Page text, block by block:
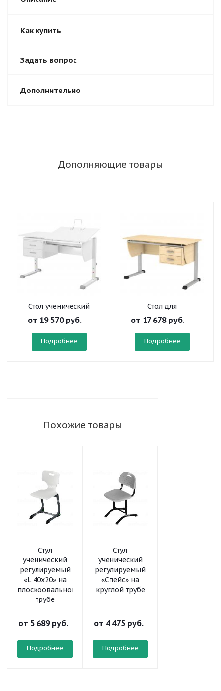
Как купить
Задать вопрос
Дополнительно
Дополняющие товары
Стол ученический
"Осанка 120 ТТ" белый
от 19 570 руб.
Подробнее
Стол для
преподавателя "Осанка
120 СП"
от 17 678 руб.
Подробнее
Похожие товары
Стул
ученический
регулируемый
«L 40x20» на
плоскоовальной
трубе
от 5 689 руб.
Подробнее
Стул
ученический
регулируемый
«Спейс» на
круглой трубе
от 4 475 руб.
Подробнее